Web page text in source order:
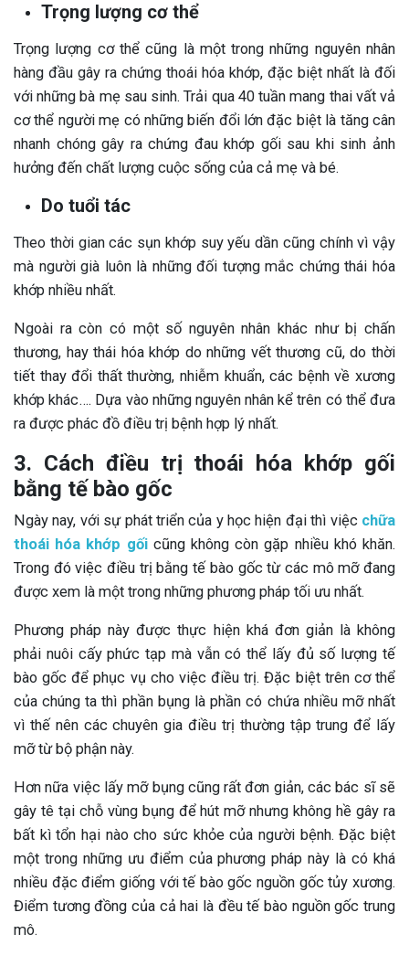
Trọng lượng cơ thể
Trọng lượng cơ thể cũng là một trong những nguyên nhân
hàng đầu gây ra chứng thoái hóa khớp, đặc biệt nhất là đối
với những bà mẹ sau sinh. Trải qua 40 tuần mang thai vất vả
cơ thể người mẹ có những biến đổi lớn đặc biệt là tăng cân
nhanh chóng gây ra chứng đau khớp gối sau khi sinh ảnh
hưởng đến chất lượng cuộc sống của cả mẹ và bé.
Do tuổi tác
Theo thời gian các sụn khớp suy yếu dần cũng chính vì vậy
mà người già luôn là những đối tượng mắc chứng thái hóa
khớp nhiều nhất.
Ngoài ra còn có một số nguyên nhân khác như bị chấn
thương, hay thái hóa khớp do những vết thương cũ, do thời
tiết thay đổi thất thường, nhiễm khuẩn, các bệnh về xương
khớp khác…. Dựa vào những nguyên nhân kể trên có thể đưa
ra được phác đồ điều trị bệnh hợp lý nhất.
3. Cách điều trị thoái hóa khớp gối
bằng tế bào gốc
Ngày nay, với sự phát triển của y học hiện đại thì việc chữa
thoái hóa khớp gốicũng không còn gặp nhiều khó khăn.
Trong đó việc điều trị bằng tế bào gốc từ các mô mỡ đang
được xem là một trong những phương pháp tối ưu nhất.
Phương pháp này được thực hiện khá đơn giản là không
phải nuôi cấy phức tạp mà vẫn có thể lấy đủ số lượng tế
bào gốc để phục vụ cho việc điều trị. Đặc biệt trên cơ thể
của chúng ta thì phần bụng là phần có chứa nhiều mỡ nhất
vì thế nên các chuyên gia điều trị thường tập trung để lấy
mỡ từ bộ phận này.
Hơn nữa việc lấy mỡ bụng cũng rất đơn giản, các bác sĩ sẽ
gây tê tại chỗ vùng bụng để hút mỡ nhưng không hề gây ra
bất kì tổn hại nào cho sức khỏe của người bệnh. Đặc biệt
một trong những ưu điểm của phương pháp này là có khá
nhiều đặc điểm giống với tế bào gốc nguồn gốc tủy xương.
Điểm tương đồng của cả hai là đều tế bào nguồn gốc trung
mô.